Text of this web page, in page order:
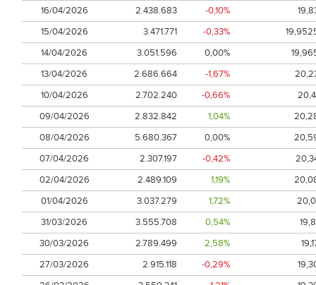
16/04/2026
2.438.683 -0,10%
15/04/2026
3.471.771 -0,33%
14/04/2026
3.051.596 0,00%
13/04/2026
2.686.664 -1,67%
10/04/2026
2.702.240 -0,66%
09/04/2026
2.832.842 1,04%
08/04/2026
5.680.367 0,00%
07/04/2026
2.307.197 -0,42%
02/04/2026
2.489.109 1,19%
01/04/2026
3.037.279 1,72%
31/03/2026
3.555.708 0,54%
30/03/2026
2.789.499 2,58%
27/03/2026
2.915.118 -0,29%